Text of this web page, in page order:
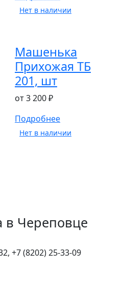
Нет в наличии
Машенька
Прихожая ТБ
201, шт
от 3 200 ₽
Подробнее
Нет в наличии
в Череповце
+7 (8202) 25-33-09